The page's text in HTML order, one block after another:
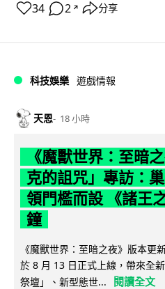
34 2 ↗ 分享
科技娛樂 遊戲情報
天恩 18 小時
《魔獸世界：至暗
克的詛咒」專訪：
領門檻而設 《諸王
鐘
《魔獸世界：至暗之夜》版本更
於 8 月 13 日正式上線，帶來全
祭壇」、新型態世...
閱讀全文